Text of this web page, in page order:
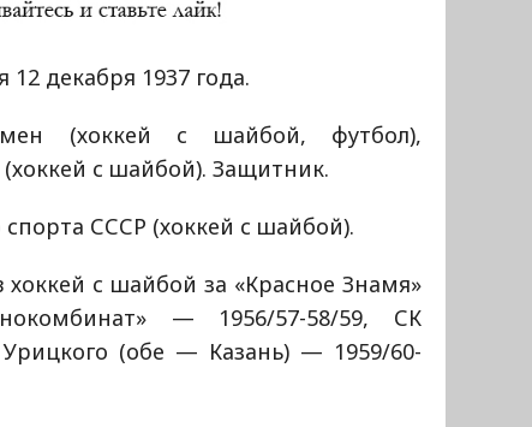
12 декабря 1937 года.
(хоккей с шайбой, футбол),
с шайбой). Защитник.
СССР (хоккей с шайбой).
хоккей с шайбой за «Красное Знамя»
— 1956/57-58/59, СК
(обе — Казань) — 1959/60-